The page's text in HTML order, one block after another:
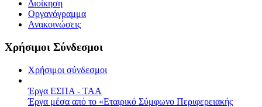
Διοίκηση
Οργανόγραμμα
Ανακοινώσεις
Χρήσιμοι Σύνδεσμοι
Χρήσιμοι σύνδεσμοι
Έργα ΕΣΠΑ - ΤΑΑ
Έργα μέσα από το «Εταιρικό Σύμφωνο Περιφερειακής